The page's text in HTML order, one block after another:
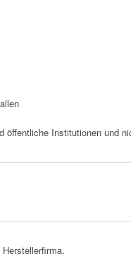
Institutionen und